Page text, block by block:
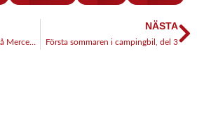
Malibu 2025, Unik plåtis på Mercedes
NÄSTA
Första sommaren i campingbil, del 3